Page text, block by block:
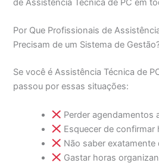
de Assistência Técnica de PC em
Por Que Profissionais de
Precisam de um Sistema de
Se você é Assistência Técnica de
passou por essas situações:
Perder agendamentos
Esquecer de
Não saber
Gastar horas